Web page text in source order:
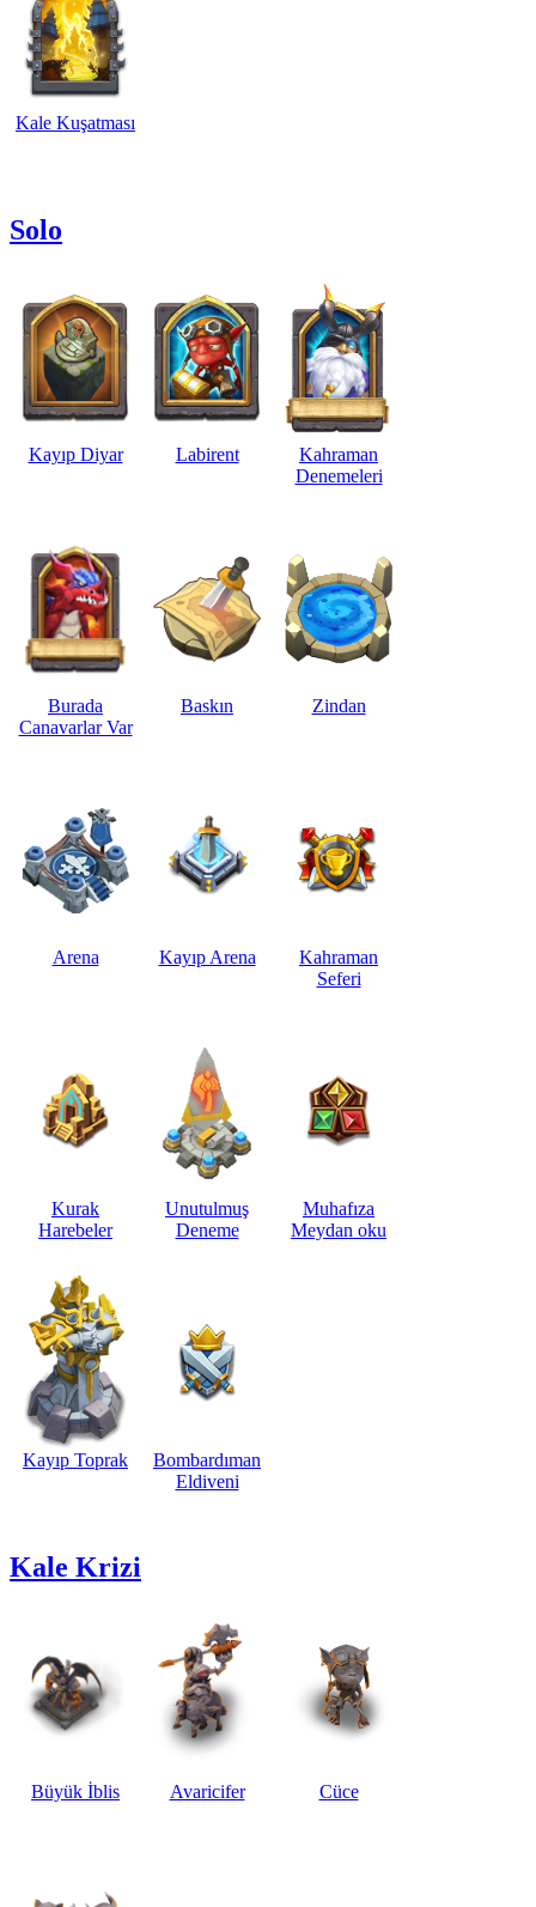
Kale Kuşatması
Solo
Kayıp Diyar Labirent
Kahraman
Denemeleri
Burada
Canavarlar Var
Baskın Zindan
Arena Kayıp Arena
Kahraman
Seferi
Kurak
Harebeler
Unutulmuş
Deneme
Muhafıza
Meydan oku
Kayıp Toprak
Bombardıman
Eldiveni
Kale Krizi
Büyük İblis Avaricifer Cüce